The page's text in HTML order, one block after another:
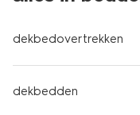
dekbedovertrekken
dekbedden